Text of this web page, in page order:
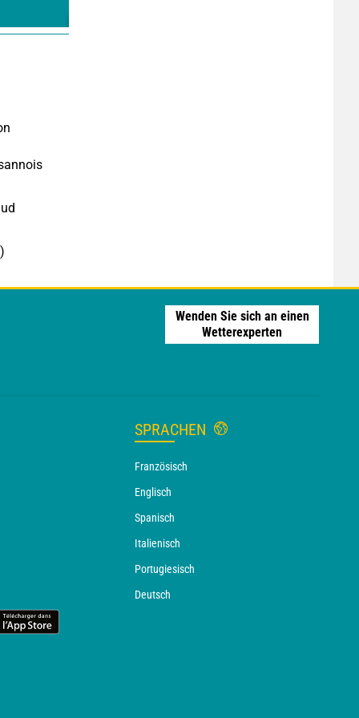
Wenden Sie sich an einen
Wetterexperten
SPRACHEN
Französisch
Englisch
Spanisch
Italienisch
Portugiesisch
Deutsch